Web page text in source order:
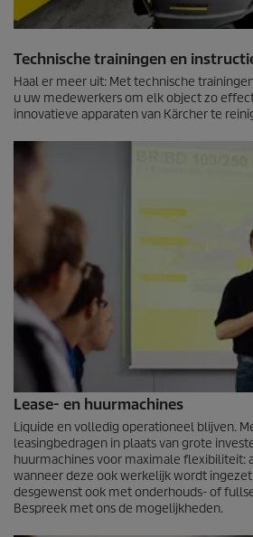
Technische trainingen en
Haal er meer uit: Met technische
u uw medewerkers om elk object zo
innovatieve apparaten van Kärcher te
Lease- en huurmachines
Liquide en volledig operationeel blijven.
leasingbedragen in plaats van grote
huurmachines voor maxi­male flexibiliteit:
wanneer deze ook werkelijk wordt
desgewenst ook met onderhouds- of
Bespreek met ons de mogelijkheden.